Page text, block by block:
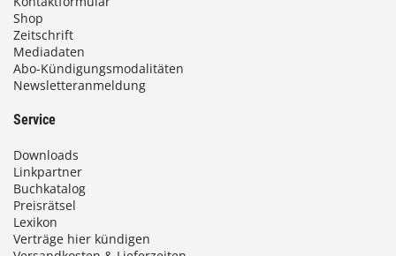
Shop
Zeitschrift
Mediadaten
Abo-Kündigungsmodalitäten
Newsletteranmeldung
Service
Downloads
Linkpartner
Buchkatalog
Preisrätsel
Lexikon
Verträge hier kündigen